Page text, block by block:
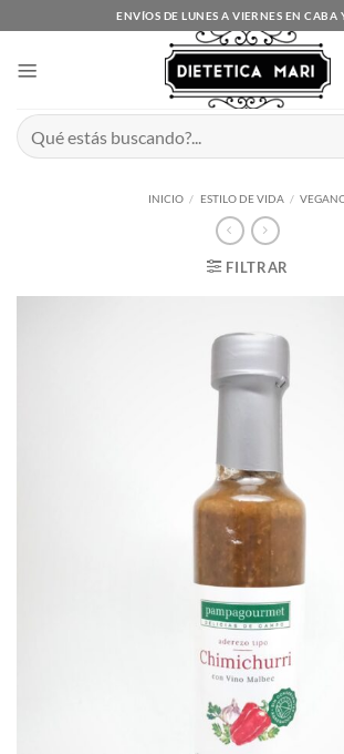
al
ENVÍOS DE LUNES A VIERNES EN CABA
Buscar
por:
INICIO / ESTILO DE VIDA /
FILTRAR